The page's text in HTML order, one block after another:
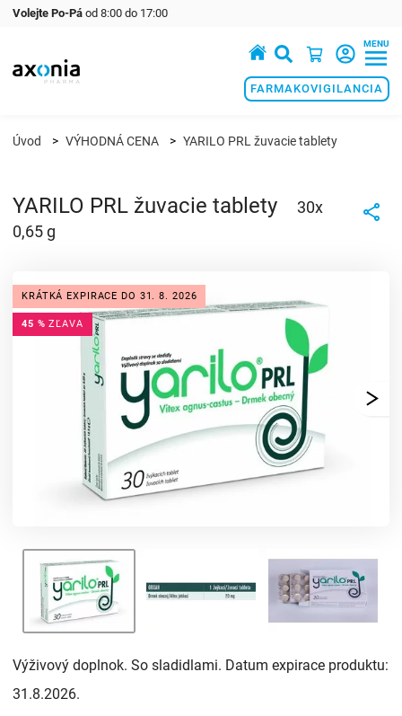
Volejte Po-Pá od 8:00 do 17:00
MENU
FARMAKOVIGILANCIA
Úvod VÝHODNÁ CENA YARILO PRL žuvacie tablety
YARILO PRL žuvacie tablety
30x
0,65 g
KRÁTKÁ EXPIRACE DO 31. 8. 2026
45 % ZĽAVA
Výživový doplnok. So sladidlami. Datum expirace produktu:
31.8.2026.